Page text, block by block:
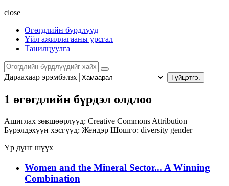
close
Өгөгдлийн бүрдлүүд
Үйл ажиллагааны урсгал
Танилцуулга
Дараахаар эрэмбэлэх Гүйцэтгэ.
1 өгөгдлийн бүрдэл олдлоо
Ашиглах зөвшөөрлүүд: Creative Commons Attribution
Бүрэлдэхүүн хэсгүүд: Жендэр Шошго: diversity gender
Үр дүнг шүүх
Women and the Mineral Sector... A Winning
Combination